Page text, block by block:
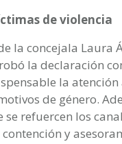
de violencia
la concejala Laura
la declaración
la
de género.
se refuercen los
y